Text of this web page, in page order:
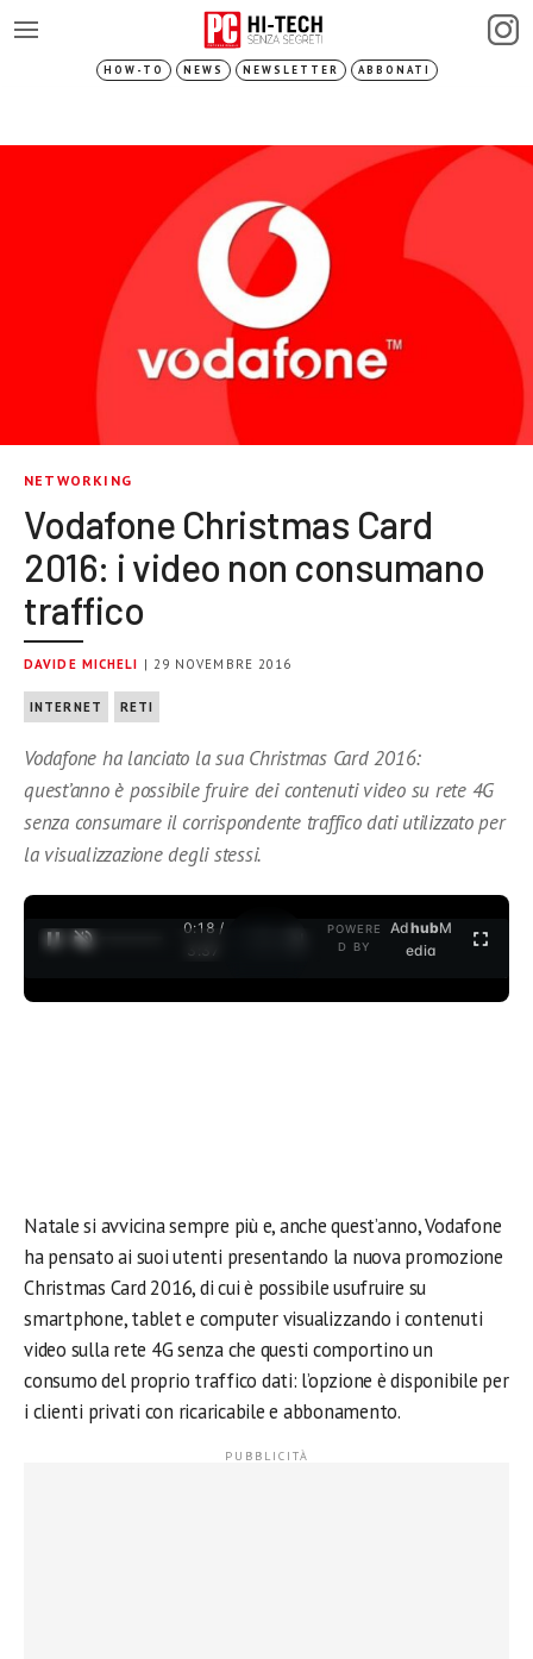
HOW-TO NEWS NEWSLETTER ABBONATI
NETWORKING
Vodafone Christmas Card
2016: i video non consumano
traffico
DAVIDE MICHELI | 29 NOVEMBRE 2016
INTERNET RETI
Vodafone ha lanciato la sua Christmas Card 2016:
quest’anno è possibile fruire dei contenuti video su rete 4G
senza consumare il corrispondente traffico dati utilizzato per
la visualizzazione degli stessi.
0:19 /
3:37
POWERE
D BY
AdhubM
edia
Natale si avvicina sempre più e, anche quest’anno, Vodafone
ha pensato ai suoi utenti presentando la nuova promozione
Christmas Card 2016, di cui è possibile usufruire su
smartphone, tablet e computer visualizzando i contenuti
video sulla rete 4G senza che questi comportino un
consumo del proprio traffico dati: l’opzione è disponibile per
i clienti privati con ricaricabile e abbonamento.